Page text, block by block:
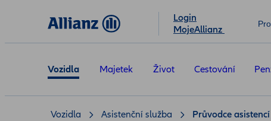
Login
MojeAllianz
Vozidla Majetek Život Cestování
Vozidla Asistenční služba Průvodce asistencí